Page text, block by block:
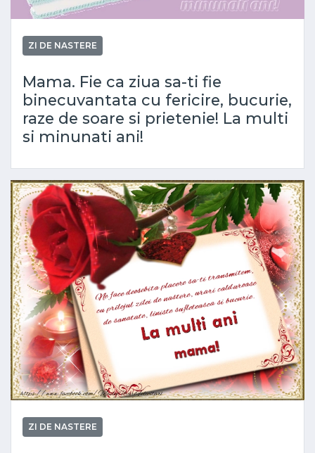
ZI DE NASTERE
Mama. Fie ca ziua sa-ti fie
binecuvantata cu fericire, bucurie,
raze de soare si prietenie! La multi
si minunati ani!
ZI DE NASTERE